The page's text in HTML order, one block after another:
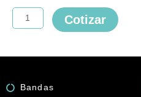
KIT
DE
MARCA
Cotizar
Bandas